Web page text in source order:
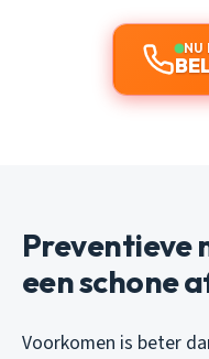
NU
Preventieve
een schone
Voorkomen is beter